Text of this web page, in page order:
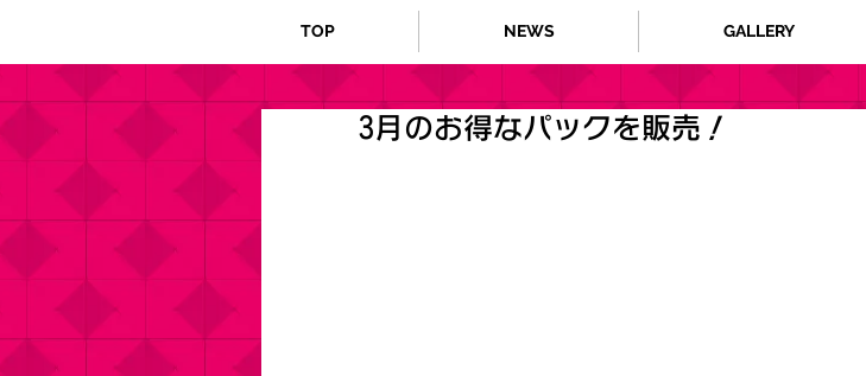
TOP NEWS GALLERY
3月のお得なパックを販売！